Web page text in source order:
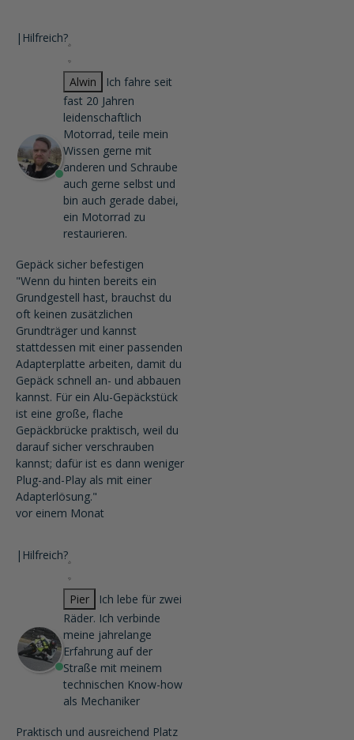
| Hilfreich?
Alwin
Ich fahre seit
fast 20 Jahren
leidenschaftlich
Motorrad, teile mein
Wissen gerne mit
anderen und Schraube
auch gerne selbst und
bin auch gerade dabei,
ein Motorrad zu
restaurieren.
Gepäck sicher befestigen
"Wenn du hinten bereits ein
Grundgestell hast, brauchst du
oft keinen zusätzlichen
Grundträger und kannst
stattdessen mit einer passenden
Adapterplatte arbeiten, damit du
Gepäck schnell an- und abbauen
kannst. Für ein Alu-Gepäckstück
ist eine große, flache
Gepäckbrücke praktisch, weil du
darauf sicher verschrauben
kannst; dafür ist es dann weniger
Plug-and-Play als mit einer
Adapterlösung."
vor einem Monat
| Hilfreich?
Pier
Ich lebe für zwei
Räder. Ich verbinde
meine jahrelange
Erfahrung auf der
Straße mit meinem
technischen Know-how
als Mechaniker
Praktisch und ausreichend Platz